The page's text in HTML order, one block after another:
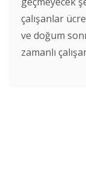
çalışanlar
ve doğum
zamanlı